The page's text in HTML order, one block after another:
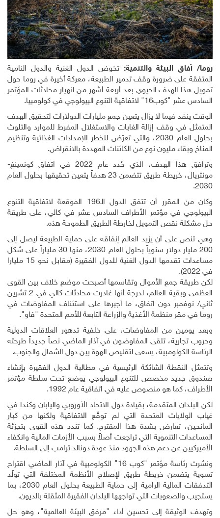
روما/ آفاق البيئة والتنمية: تخوض الدول الغنية والدول النامية
المتفقة على ضرورة وقف تدمير الطبيعة، معركة أخيرة في روما حول
تمويل هذا الهدف الحيوي بعد أربعة أشهر من انهيار محادثات المؤتمر
السادس عشر "كوب16" لاتفاقية التنوع البيولوجي في كولومبيا
.
الوقت ينفد فيما لا يزال يتعين جمع مليارات الدولارات لتحقيق الهدف
المتمثل في وقف إزالة الغابات والاستغلال المفرط للموارد والتلوث
بحلول العام 2030، والتي تعرّض للخطر الإمدادات الغذائية وتنظيم
المناخ وبقاء مليون نوع من الكائنات المهددة بالانقراض.
وترافق هذا الهدف، الذي حُدد عام 2022 في اتفاق كونمينغ-
مونتريال، خريطة طريق تتضمن 23 هدفاً يتعين تحقيقها بحلول العام
2030
.
وكان من المقرر أن تتفق الدول الـ196 الموقعة لاتفاقية التنوع
البيولوجي في مؤتمر الأطراف السادس عشر في كالي، على طريقة
حل مشكلة نقص التمويل لخارطة الطريق الطموحة هذه.
وهي تنص على أن يزيد العالم إنفاقه على حماية الطبيعة ليصل إلى
200 مليار دولار سنوياً بحلول العام 2030، منها 30 ملياراً على شكل
مساعدات تقدمها الدول الغنية للدول الفقيرة (مقابل نحو 15 مليارا
في 2022)
.
لكن طريقة جمع الأموال وتقاسمها أصبحت موضع خلاف بين القوى
العظمى وبقية العالم، لدرجة أنها غادرت محادثات كالي في 2 تشرين
ثاني/ نوفمبر دون اتفاق، ما أجبرها على استئناف المفاوضات في
روما في مقر منظمة الأغذية والزراعة التابعة للأمم المتحدة "فاو".
وبعد يومين من المفاوضات، على خلفية تدهور العلاقات الدولية
وحروب تجارية، تلقى المفاوضون في آذار الماضي نصاً جديداً طرحته
الرئاسة الكولومبية، يسعى لتقليص الهوة بين دول الشمال والجنوب.
وتتمثل النقطة الشائكة الرئيسية في مطالبة الدول الفقيرة بإنشاء
صندوق جديد مخصص للتنوع البيولوجي يوضع تحت سلطة مؤتمر
الأطراف، كما هو منصوص عليه في اتفاقية عام 1992
.
لكن البلدان المتقدمة، بقيادة دول الاتحاد الأوروبي واليابان وكندا في
غياب الولايات المتحدة التي لم توقّع الاتفاقية ولكنها من كبار
المانحين، تعارض بشدة هذا المقترح. كما تندد هذه القوى بتجزئة
المساعدات التنموية التي تراجعت أصلاً بسبب الأزمات المالية وانكفاء
الأميركيين عن دعم هذه الجهود منذ عودة دونالد ترامب إلى السلطة.
ونشرت رئاسة مؤتمر "كوب 16" الكولومبية في آذار الماضي اقتراح
تسوية يتضمن خريطة طريق لإصلاح الأنظمة المختلفة التي تولّد
التدفقات المالية الرامية إلى حماية الطبيعة بحلول العام 2030، بما
يستجيب والصعوبات التي تواجهها البلدان الفقيرة المثقلة بالديون.
وتهدف الوثيقة إلى تحسين أداء "مرفق البيئة العالمية"، وهو حل